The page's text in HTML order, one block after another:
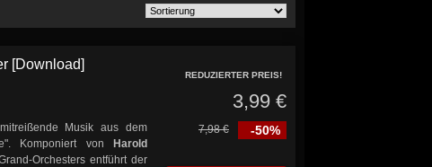
[Download]
Musik aus dem
Komponiert von
Harold
Orchesters entführt der
REDUZIERTER PREIS!
3,99 €
-50%
7,98 €